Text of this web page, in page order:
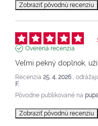
Zobraziť pôvodnú recenziu
Overená recenzia
Veľmi pekný doplnok,
Recenzia 25. 4. 2026 ,
F.
Pôvodne publikované na
Zobraziť pôvodnú recenziu